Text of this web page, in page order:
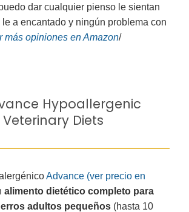
puedo dar cualquier pienso le sientan
le a encantado y ningún problema con
más opiniones en Amazon/
Hypoallergenic
Veterinary Diets
Advance (ver precio en
alimento dietético completo para
adultos pequeños (hasta 10